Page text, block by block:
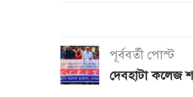
পূর্ববর্তী পোস্ট
দেবহাটা কলেজ